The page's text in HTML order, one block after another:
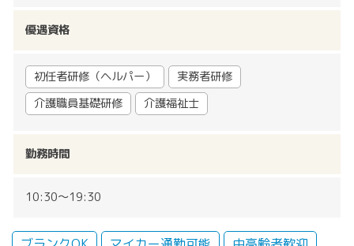
優遇資格
初任者研修（ヘルパー）
実務者研修
介護職員基礎研修
介護福祉士
勤務時間
10:30〜19:30